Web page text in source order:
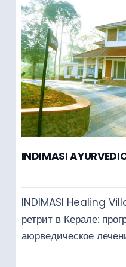
INDIMASI
INDIMASI Healing
ретрит в Керале:
аюрведическое